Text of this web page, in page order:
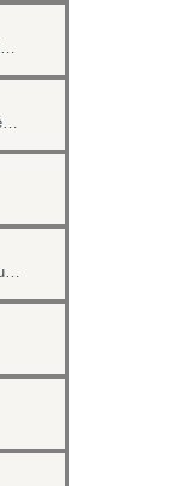
Aide à la saisie en filigrane dans un formulaire en ligne
Changer la fiche contact associée à une réponse d'un formulaire
album (greffon) avec option Tiles-Nested (unitegallery)